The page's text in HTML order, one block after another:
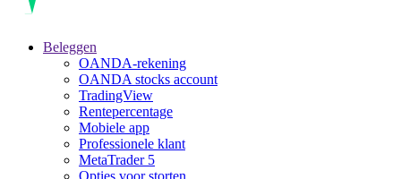
Beleggen
OANDA-rekening
OANDA stocks account
TradingView
Rentepercentage
Mobiele app
Professionele klant
MetaTrader 5
Opties voor storten